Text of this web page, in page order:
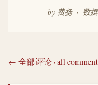
by 费扬 · 数
← 全部评论 · all